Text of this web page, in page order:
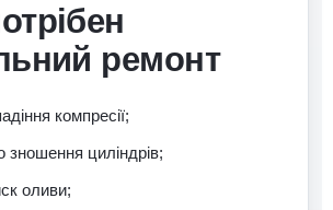
ремонт
компресії;
зношення циліндрів;
оливи;